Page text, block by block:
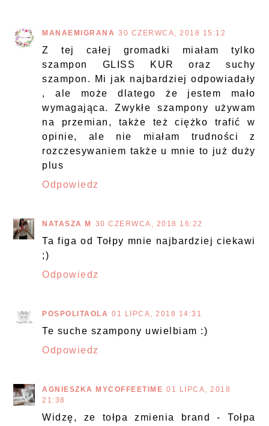
MANAEMIGRANA 30 CZERWCA, 2018 15:12
Z tej całej gromadki miałam tylko
szampon GLISS KUR oraz suchy
szampon. Mi jak najbardziej odpowiadały
, ale może dlatego że jestem mało
wymagająca. Zwykłe szampony używam
na przemian, także też ciężko trafić w
opinie, ale nie miałam trudności z
rozczesywaniem także u mnie to już duży
plus
Odpowiedz
NATASZA M 30 CZERWCA, 2018 16:22
Ta figa od Tołpy mnie najbardziej ciekawi
;)
Odpowiedz
POSPOLITAOLA 01 LIPCA, 2018 14:31
Te suche szampony uwielbiam :)
Odpowiedz
AGNIESZKA MYCOFFEETIME 01 LIPCA, 2018
21:38
Widzę, ze tołpa zmienia brand - Tołpa